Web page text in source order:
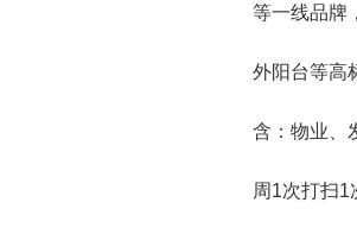
等一线品牌
外阳台等高
含：物业、
周1次打扫1